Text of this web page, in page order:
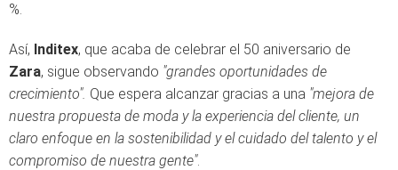
%.
Así, Inditex, que acaba de celebrar el 50 aniversario de
Zara, sigue observando "grandes oportunidades de
crecimiento". Que espera alcanzar gracias a una "mejora de
nuestra propuesta de moda y la experiencia del cliente, un
claro enfoque en la sostenibilidad y el cuidado del talento y el
compromiso de nuestra gente".